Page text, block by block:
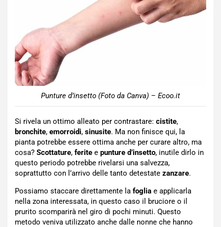
Punture d’insetto (Foto da Canva) – Ecoo.it
Si rivela un ottimo alleato per contrastare: cistite,
bronchite, emorroidi, sinusite. Ma non finisce qui, la
pianta potrebbe essere ottima anche per curare altro, ma
cosa? Scottature, ferite e punture d’insetto, inutile dirlo in
questo periodo potrebbe rivelarsi una salvezza,
soprattutto con l’arrivo delle tanto detestate zanzare.
Possiamo staccare direttamente la foglia e applicarla
nella zona interessata, in questo caso il bruciore o il
prurito scomparirà nel giro di pochi minuti. Questo
metodo veniva utilizzato anche dalle nonne che hanno